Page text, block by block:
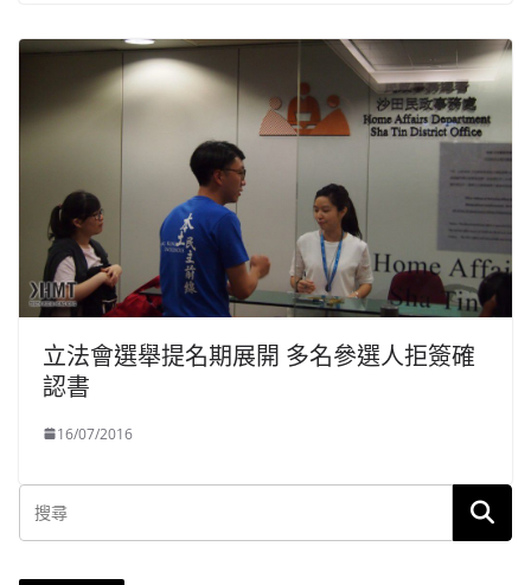
立法會選舉提名期展開 多名參選人拒簽確
認書
16/07/2016